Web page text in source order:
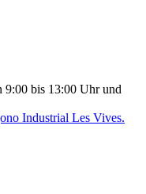
9:00 bis 13:00 Uhr und
Industrial Les Vives.